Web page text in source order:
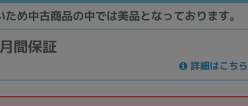
め中古商品の中では美品となっております。
間保証
詳細はこちら
り込み
PC周辺機器